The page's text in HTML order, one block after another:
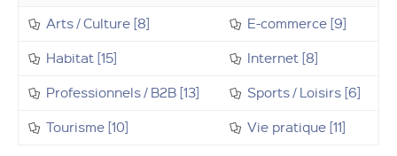
Arts / Culture [8]
E-commerce [9]
Habitat [15]
Internet [8]
Professionnels / B2B [13]
Sports / Loisirs [6]
Tourisme [10]
Vie pratique [11]